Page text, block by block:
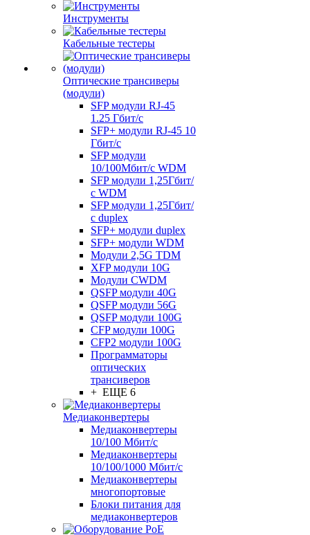
Инструменты
Кабельные тестеры
Оптические трансиверы
(модули)
SFP модули RJ-45
1.25 Гбит/c
SFP+ модули RJ-45 10
Гбит/c
SFP модули
10/100Мбит/с WDM
SFP модули 1,25Гбит/
с WDM
SFP модули 1,25Гбит/
с duplex
SFP+ модули duplex
SFP+ модули WDM
Модули 2,5G TDM
XFP модули 10G
Модули CWDM
QSFP модули 40G
QSFP модули 56G
QSFP модули 100G
CFP модули 100G
CFP2 модули 100G
Программаторы
оптических
трансиверов
+ ЕЩЕ 6
Медиаконвертеры
Медиаконвертеры
10/100 Мбит/с
Медиаконвертеры
10/100/1000 Мбит/c
Медиаконвертеры
многопортовые
Блоки питания для
медиаконвертеров